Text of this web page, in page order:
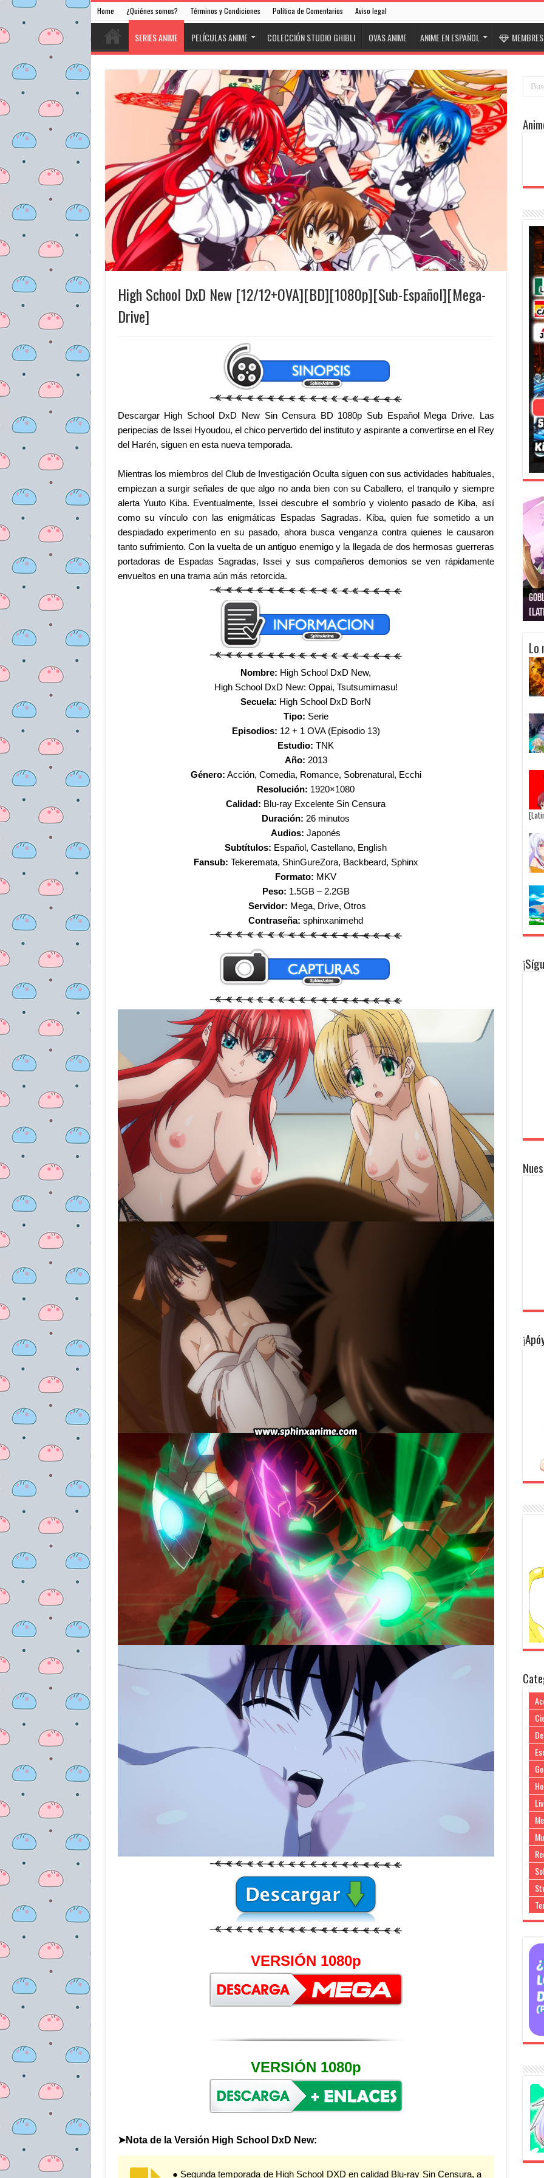
Home ¿Quiénes somos? Términos y Condiciones Política de Comentarios Aviso legal
SERIES ANIME PELÍCULAS ANIME COLECCIÓN STUDIO GHIBLI OVAS ANIME ANIME EN ESPAÑOL
High School DxD New [12/12+OVA][BD][1080p][Sub-Español][Mega-
Drive]
Descargar High School DxD New Sin Censura BD 1080p Sub Español Mega Drive. Las
peripecias de Issei Hyoudou, el chico pervertido del instituto y aspirante a convertirse en el Rey
del Harén, siguen en esta nueva temporada.
Mientras los miembros del Club de Investigación Oculta siguen con sus actividades habituales,
empiezan a surgir señales de que algo no anda bien con su Caballero, el tranquilo y siempre
alerta Yuuto Kiba. Eventualmente, Issei descubre el sombrío y violento pasado de Kiba, así
como su vínculo con las enigmáticas Espadas Sagradas. Kiba, quien fue sometido a un
despiadado experimento en su pasado, ahora busca venganza contra quienes le causaron
tanto sufrimiento. Con la vuelta de un antiguo enemigo y la llegada de dos hermosas guerreras
portadoras de Espadas Sagradas, Issei y sus compañeros demonios se ven rápidamente
envueltos en una trama aún más retorcida.
Nombre: High School DxD New,
High School DxD New: Oppai, Tsutsumimasu!
Secuela: High School DxD BorN
Tipo: Serie
Episodios: 12 + 1 OVA (Episodio 13)
Estudio: TNK
Año: 2013
Género: Acción, Comedia, Romance, Sobrenatural, Ecchi
Resolución: 1920×1080
Calidad: Blu-ray Excelente Sin Censura
Duración: 26 minutos
Audios: Japonés
Subtítulos: Español, Castellano, English
Fansub: Tekeremata, ShinGureZora, Backbeard, Sphinx
Formato: MKV
Peso: 1.5GB – 2.2GB
Servidor: Mega, Drive, Otros
Contraseña: sphinxanimehd
VERSIÓN 1080p
VERSIÓN 1080p
➤Nota de la Versión High School DxD New:
● Segunda temporada de High School DXD en calidad Blu-ray Sin Censura, a
Lo